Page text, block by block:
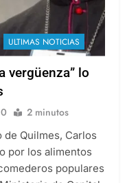
ULTIMAS NOTICIAS
vergüenza” lo
0 2 minutos
Quilmes, Carlos
por los alimentos
populares